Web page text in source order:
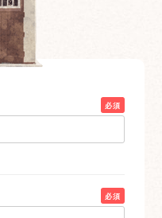
必須
必須